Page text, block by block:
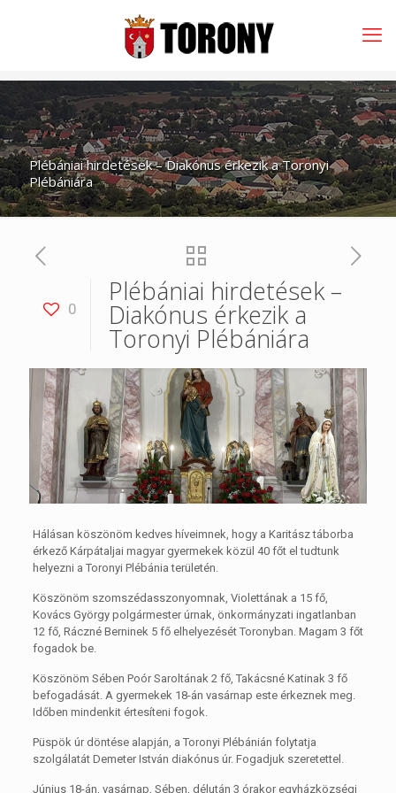
Plébániai hirdetések – Diakónus érkezik a Toronyi
Plébániára
0
Plébániai hirdetések –
Diakónus érkezik a
Toronyi Plébániára
Hálásan köszönöm kedves híveimnek, hogy a Karitász táborba
érkező Kárpátaljai magyar gyermekek közül 40 főt el tudtunk
helyezni a Toronyi Plébánia területén.
Köszönöm szomszédasszonyomnak, Violettának a 15 fő,
Kovács György polgármester úrnak, önkormányzati ingatlanban
12 fő, Ráczné Berninek 5 fő elhelyezését Toronyban. Magam 3 főt
fogadok be.
Köszönöm Sében Poór Saroltának 2 fő, Takácsné Katinak 3 fő
befogadását. A gyermekek 18-án vasárnap este érkeznek meg.
Időben mindenkit értesíteni fogok.
Püspök úr döntése alapján, a Toronyi Plébánián folytatja
szolgálatát Demeter István diakónus úr. Fogadjuk szeretettel.
Június 18-án, vasárnap, Sében, délután 3 órakor egyházközségi